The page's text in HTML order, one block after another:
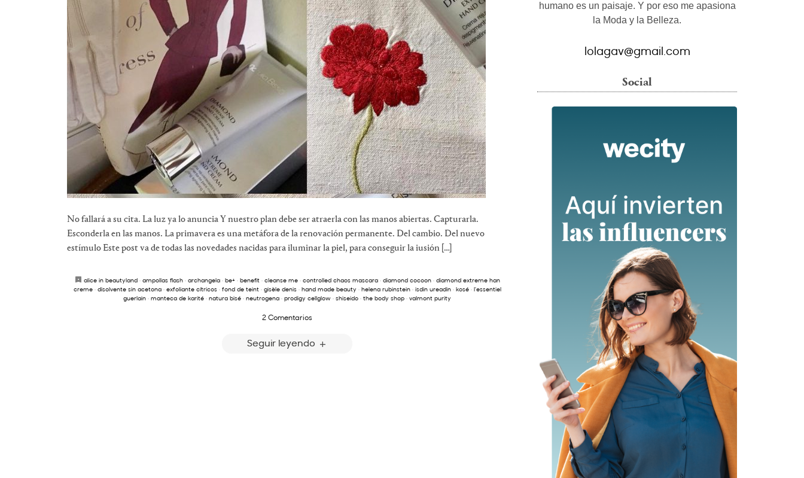
No fallará a su cita. La luz ya lo anuncia Y nuestro plan debe ser atraerla con las manos abiertas. Capturarla.
Esconderla en las manos. La primavera es una metáfora de la renovación permanente. Del cambio. Del nuevo
estímulo Este post va de todas las novedades nacidas para iluminar la piel, para conseguir la iusión […]
alice in beautyland· ampollas flash· archangela· be+· benefit· cleanse me· controlled chaos mascara· diamond cocoon· diamond extreme han
creme· disolvente sin acetona· exfoliante cítricos· fond de teint· gisèle denis· hand made beauty· helena rubinstein· isdin ureadin· kosé· l'essentiel
guerlain · manteca de karité · natura bisé · neutrogena · prodigy cellglow · shiseido · the body shop · valmont purity
2 Comentarios
Seguir leyendo
humano es un paisaje. Y por eso me apasiona
la Moda y la Belleza.
lolagav@gmail.com
Social